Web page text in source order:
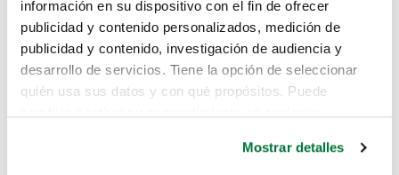
información en su dispositivo con el fin de ofrecer
publicidad y contenido personalizados, medición de
publicidad y contenido, investigación de audiencia y
desarrollo de servicios. Tiene la opción de seleccionar
quién usa sus datos y con qué propósitos. Puede
Mostrar detalles
te hemos traido hasta aquí.
Pero puedes encontrar el coche que estás
buscando en alguno de estos enlaces: